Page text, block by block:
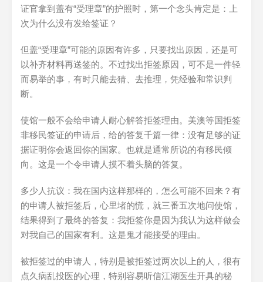
证官拿到盖有“受理章”的护照时，第一个念头肯定是：上
次为什么没有发给签证？
但盖“受理章”可能的原因有许多，只要找出原因，还是可
以补齐材料再送签的。不过找出拒签原因，可不是一件轻
而易举的事，有时只能去猜、去推理，凭经验和常识判
断。
使馆一般不会给申请人耐心解答拒签理由。美澳等国拒签
非移民签证的申请后，给的答复千篇一律：没有足够的证
据证明你会返回你的国家。也就是通常所说的有移民倾
向。这是一个令申请人摸不着头脑的答复。
多少人抗议：我在国内这样那样的，怎么可能不回来？有
的申请人被拒签后，心里堵的慌，就三番五次地问使馆，
结果得到了最终的答复：我拒签你是因为我认为这样做会
对我自己的国家有利。这是鬼才能接受的理由。
被拒签过的申请人，特别是被拒签过两次以上的人，很有
点久病乱投医的心理，特别容易听信江湖医生开具的秘